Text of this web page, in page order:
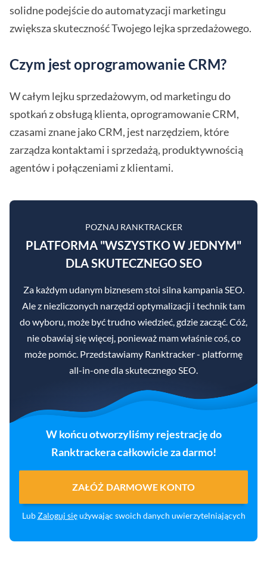
solidne podejście do automatyzacji marketingu
zwiększa skuteczność Twojego lejka sprzedażowego.
Czym jest oprogramowanie CRM?
W całym lejku sprzedażowym, od marketingu do
spotkań z obsługą klienta, oprogramowanie CRM,
czasami znane jako CRM, jest narzędziem, które
zarządza kontaktami i sprzedażą, produktywnością
agentów i połączeniami z klientami.
POZNAJ RANKTRACKER
PLATFORMA "WSZYSTKO W JEDNYM"
DLA SKUTECZNEGO SEO
Za każdym udanym biznesem stoi silna kampania SEO.
Ale z niezliczonych narzędzi optymalizacji i technik tam
do wyboru, może być trudno wiedzieć, gdzie zacząć. Cóż,
nie obawiaj się więcej, ponieważ mam właśnie coś, co
może pomóc. Przedstawiamy Ranktracker - platformę
all-in-one dla skutecznego SEO.
W końcu otworzyliśmy rejestrację do
Ranktrackera całkowicie za darmo!
ZAŁÓŻ DARMOWE KONTO
LubZaloguj sięużywając swoich danych uwierzytelniających